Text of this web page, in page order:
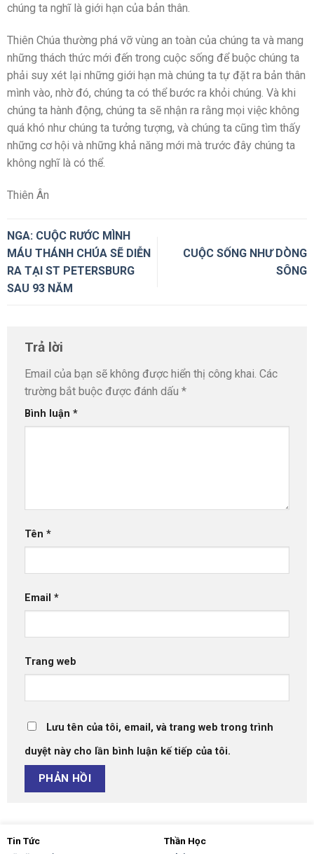
chúng ta nghĩ là giới hạn của bản thân.
Thiên Chúa thường phá vỡ vùng an toàn của chúng ta và mang
những thách thức mới đến trong cuộc sống để buộc chúng ta
phải suy xét lại những giới hạn mà chúng ta tự đặt ra bản thân
mình vào, nhờ đó, chúng ta có thể bước ra khỏi chúng. Và khi
chúng ta hành động, chúng ta sẽ nhận ra rằng mọi việc không
quá khó như chúng ta tưởng tượng, và chúng ta cũng tìm thấy
những cơ hội và những khả năng mới mà trước đây chúng ta
không nghĩ là có thể.
Thiên Ân
NGA: CUỘC RƯỚC MÌNH
MÁU THÁNH CHÚA SẼ DIỄN
RA TẠI ST PETERSBURG
SAU 93 NĂM
CUỘC SỐNG NHƯ DÒNG
SÔNG
Trả lời
Email của bạn sẽ không được hiển thị công khai. Các
trường bắt buộc được đánh dấu *
Bình luận *
Tên *
Email *
Trang web
Lưu tên của tôi, email, và trang web trong trình
duyệt này cho lần bình luận kế tiếp của tôi.
Tin Tức Thần Học